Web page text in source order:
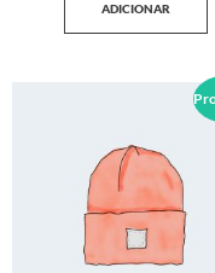
ADICIONAR